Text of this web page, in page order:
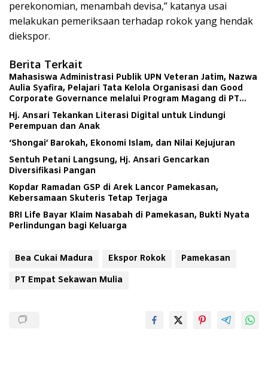
perekonomian, menambah devisa,” katanya usai
melakukan pemeriksaan terhadap rokok yang hendak
diekspor.
Berita Terkait
Mahasiswa Administrasi Publik UPN Veteran Jatim, Nazwa
Aulia Syafira, Pelajari Tata Kelola Organisasi dan Good
Corporate Governance melalui Program Magang di PT
Aerofood Indonesia Cabang Surabaya
Hj. Ansari Tekankan Literasi Digital untuk Lindungi
Perempuan dan Anak
‘Shongai’ Barokah, Ekonomi Islam, dan Nilai Kejujuran
Sentuh Petani Langsung, Hj. Ansari Gencarkan
Diversifikasi Pangan
Kopdar Ramadan GSP di Arek Lancor Pamekasan,
Kebersamaan Skuteris Tetap Terjaga
BRI Life Bayar Klaim Nasabah di Pamekasan, Bukti Nyata
Perlindungan bagi Keluarga
Bea Cukai Madura Ekspor Rokok
Pamekasan
PT Empat Sekawan Mulia